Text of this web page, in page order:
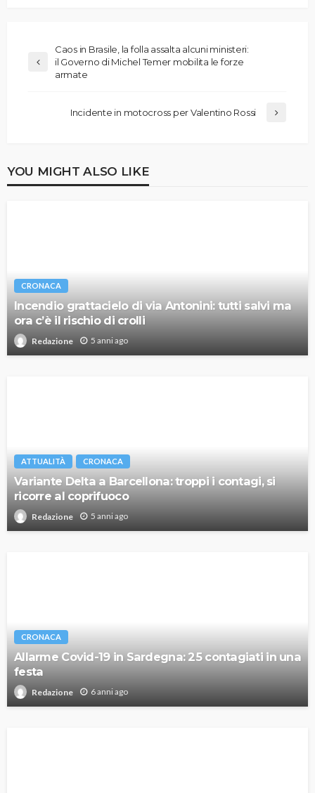
Caos in Brasile, la folla assalta alcuni ministeri:
il Governo di Michel Temer mobilita le forze
armate
Incidente in motocross per Valentino Rossi
YOU MIGHT ALSO LIKE
CRONACA
Incendio grattacielo di via Antonini: tutti salvi ma
ora c’è il rischio di crolli
Redazione 5 anni ago
ATTUALITÀ CRONACA
Variante Delta a Barcellona: troppi i contagi, si
ricorre al coprifuoco
Redazione 5 anni ago
CRONACA
Allarme Covid-19 in Sardegna: 25 contagiati in una
festa
Redazione 6 anni ago